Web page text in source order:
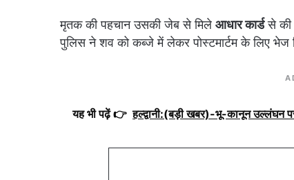
मृतक की पहचान उसकी जेब से मिले आधार कार्डसे की
पुलिस ने शव को कब्जे में लेकर पोस्टमार्टम के लिए भेज
यह भी पढ़ें 👉 हल्द्वानी:(बड़ी खबर)-भू-कानून उल्लंघन